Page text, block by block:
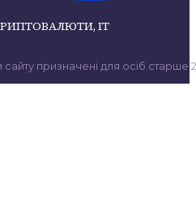
ІТ
сайту призначені для осіб старше